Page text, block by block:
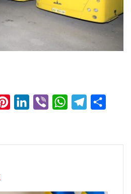
PinterestLinkedInViber WhatsAppTelegram